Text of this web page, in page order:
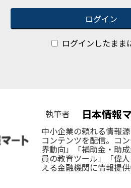
ログイン
ログインしたまま
執筆者 日本情報
中小企業の頼れる情報
コンテンツを配信。コ
界動向」「補助金・助
員の教育ツール」「偉
える金融機関に情報提供